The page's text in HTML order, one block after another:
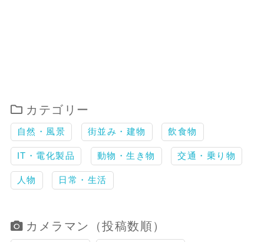
カテゴリー
自然・風景 街並み・建物 飲食物
IT・電化製品 動物・生き物 交通・乗り物
人物 日常・生活
カメラマン（投稿数順）